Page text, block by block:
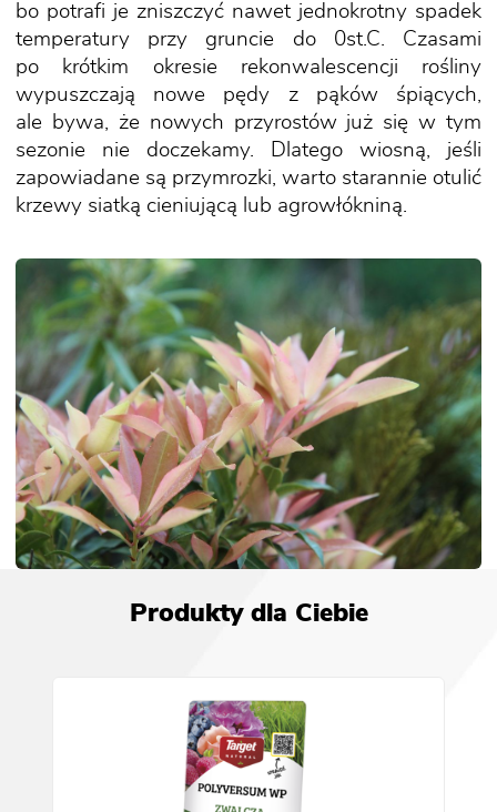
bo potrafi je zniszczyć nawet jednokrotny spadek
temperatury przy gruncie do 0st.C. Czasami
po krótkim okresie rekonwalescencji rośliny
wypuszczają nowe pędy z pąków śpiących,
ale bywa, że nowych przyrostów już się w tym
sezonie nie doczekamy. Dlatego wiosną, jeśli
zapowiadane są przymrozki, warto starannie otulić
krzewy siatką cieniującą lub agrowłókniną.
Produkty dla Ciebie